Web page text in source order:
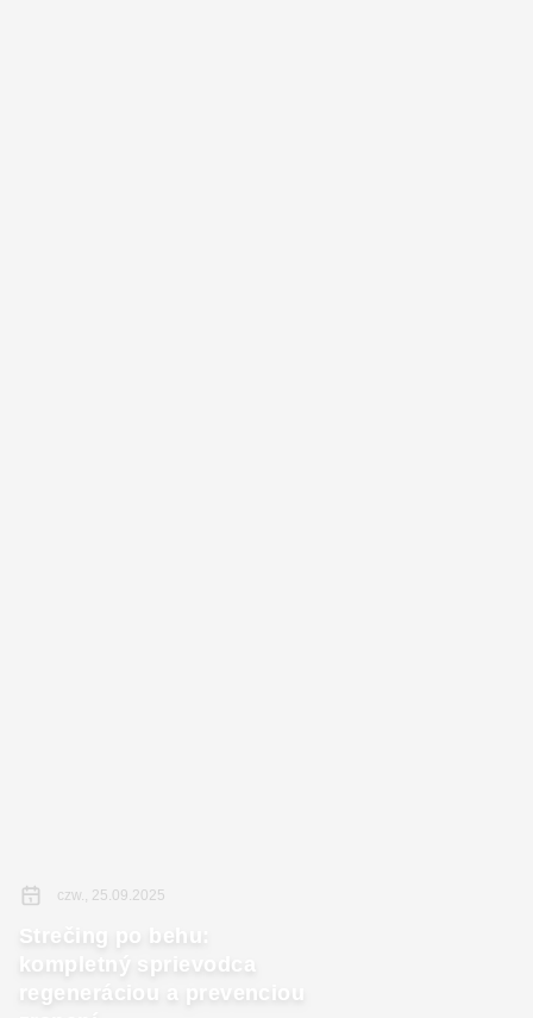
czw., 25.09.2025
Strečing po behu:
kompletný sprievodca
regeneráciou a prevenciou